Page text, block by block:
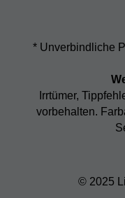
* Unverbindliche
Irrtümer,
vorbehalten.
© 2025